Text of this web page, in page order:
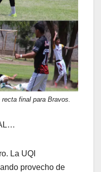
final para Bravos.
La UQI
provecho de